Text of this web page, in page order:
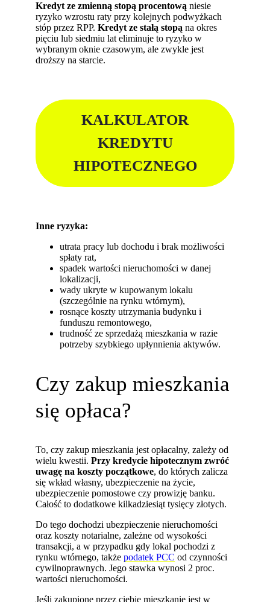
Kredyt ze zmienną stopą procentową niesie
ryzyko wzrostu raty przy kolejnych podwyżkach
stóp przez RPP.Kredyt ze stałą stopą na okres
pięciu lub siedmiu lat eliminuje to ryzyko w
wybranym oknie czasowym, ale zwykle jest
droższy na starcie.
KALKULATOR
KREDYTU
HIPOTECZNEGO
Inne ryzyka:
utrata pracy lub dochodu i brak możliwości
spłaty rat,
spadek wartości nieruchomości w danej
lokalizacji,
wady ukryte w kupowanym lokalu
(szczególnie na rynku wtórnym),
rosnące koszty utrzymania budynku i
funduszu remontowego,
trudność ze sprzedażą mieszkania w razie
potrzeby szybkiego upłynnienia aktywów.
Czy zakup mieszkania
się opłaca?
To, czy zakup mieszkania jest opłacalny, zależy od
wielu kwestii.Przy kredycie hipotecznym zwróć
uwagę na koszty początkowe, do których zalicza
się wkład własny, ubezpieczenie na życie,
ubezpieczenie pomostowe czy prowizję banku.
Całość to dodatkowe kilkadziesiąt tysięcy złotych.
Do tego dochodzi ubezpieczenie nieruchomości
oraz koszty notarialne, zależne od wysokości
transakcji, a w przypadku gdy lokal pochodzi z
rynku wtórnego, takżepodatek PCC od czynności
cywilnoprawnych. Jego stawka wynosi 2 proc.
wartości nieruchomości.
Jeśli zakupione przez ciebie mieszkanie jest w